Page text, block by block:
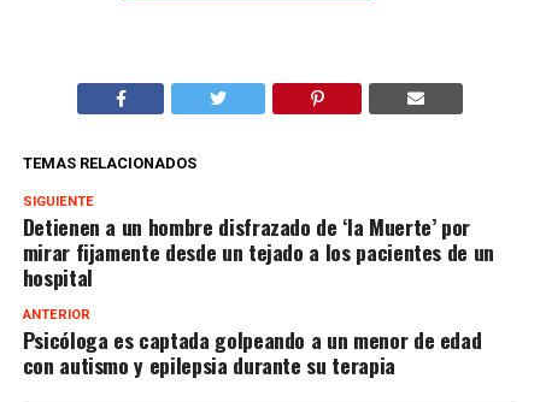
TEMAS RELACIONADOS
SIGUIENTE
Detienen a un hombre disfrazado de ‘la Muerte’ por
mirar fijamente desde un tejado a los pacientes de un
hospital
ANTERIOR
Psicóloga es captada golpeando a un menor de edad
con autismo y epilepsia durante su terapia